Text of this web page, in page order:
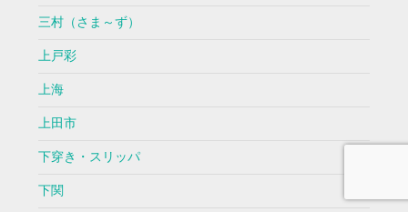
三村（さま～ず）
上戸彩
上海
上田市
下穿き・スリッパ
下関